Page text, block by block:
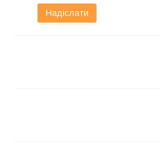
Надіслати